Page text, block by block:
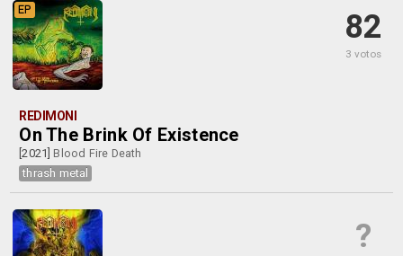
82
3 votos
EP
REDIMONI
On The Brink Of Existence
[2021] Blood Fire Death
thrash metal
?